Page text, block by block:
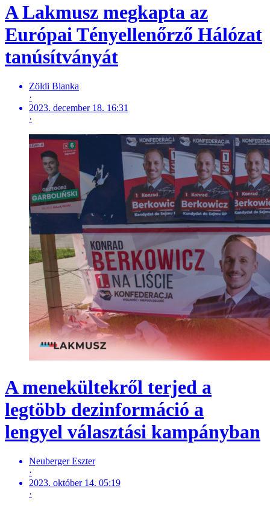
A Lakmusz megkapta az
Európai Tényellenőrző Hálózat
tanúsítványát
Zöldi Blanka
·
2023. december 18. 16:31
·
A menekültekről terjed a
legtöbb dezinformáció a
lengyel választási kampányban
Neuberger Eszter
·
2023. október 14. 05:19
·